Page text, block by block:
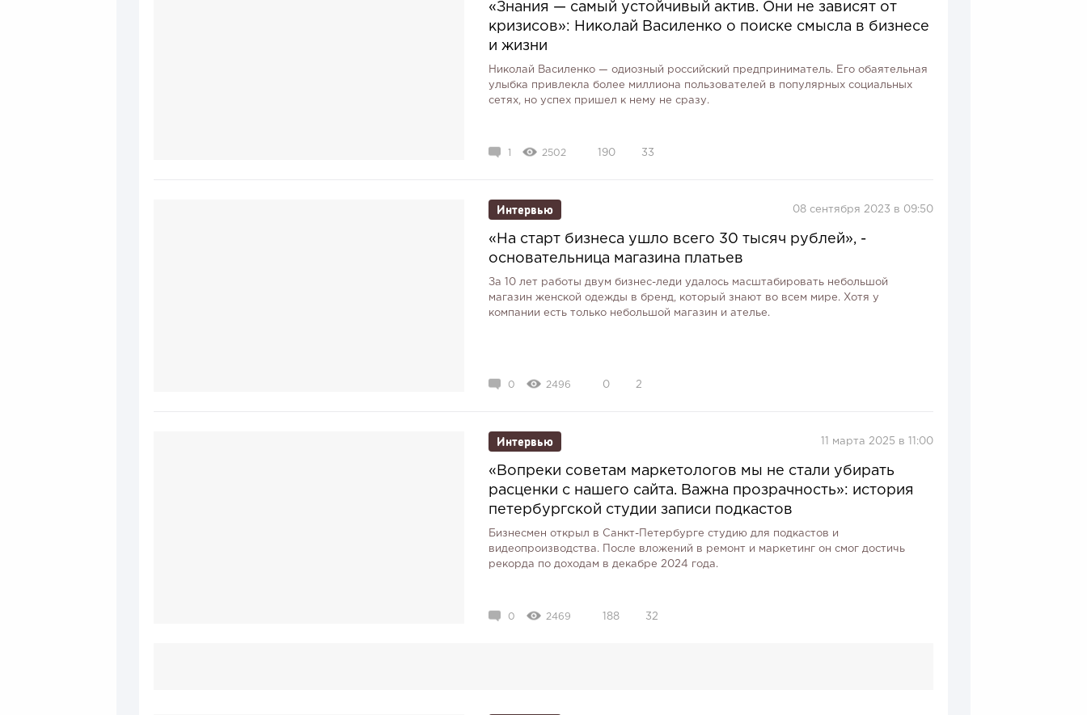
«Знания — самый устойчивый актив. Они не зависят от
кризисов»: Николай Василенко о поиске смысла в бизнесе
и жизни
Николай Василенко — одиозный российский предприниматель. Его обаятельная
улыбка привлекла более миллиона пользователей в популярных социальных
сетях, но успех пришел к нему не сразу.
1 2502 190 33
Интервью 08 сентября 2023 в 09:50
«На старт бизнеса ушло всего 30 тысяч рублей», -
основательница магазина платьев
За 10 лет работы двум бизнес-леди удалось масштабировать небольшой
магазин женской одежды в бренд, который знают во всем мире. Хотя у
компании есть только небольшой магазин и ателье.
0 2496 0 2
Интервью 11 марта 2025 в 11:00
«Вопреки советам маркетологов мы не стали убирать
расценки с нашего сайта. Важна прозрачность»: история
петербургской студии записи подкастов
Бизнесмен открыл в Санкт-Петербурге студию для подкастов и
видеопроизводства. После вложений в ремонт и маркетинг он смог достичь
рекорда по доходам в декабре 2024 года.
0 2469 188 32